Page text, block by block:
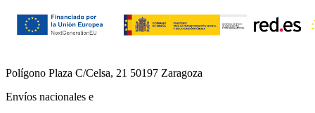
Polígono Plaza C/Celsa, 21 50197 Zaragoza
Envíos nacionales e